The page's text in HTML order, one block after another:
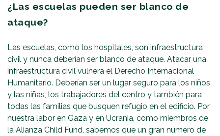
¿Las escuelas pueden ser blanco de
ataque?
Las escuelas, como los hospitales, son infraestructura
civil y nunca deberían ser blanco de ataque. Atacar una
infraestructura civil vulnera el Derecho Internacional
Humanitario. Deberían ser un lugar seguro para los niños
y las niñas, los trabajadores del centro y también para
todas las familias que busquen refugio en el edificio. Por
nuestra labor en Gaza y en Ucrania, como miembros de
la Alianza Child Fund, sabemos que un gran número de